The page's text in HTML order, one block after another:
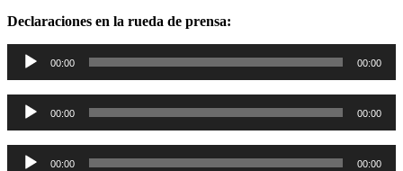
Declaraciones en la rueda de prensa:
Reproductor
audio
00:00 00:00
Reproductor
audio
00:00 00:00
Reproductor
00:00 00:00